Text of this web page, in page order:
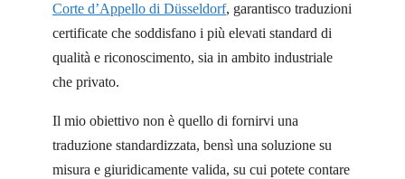
Corte d’Appello di Düsseldorf, garantisco traduzioni
certificate che soddisfano i più elevati standard di
qualità e riconoscimento, sia in ambito industriale
che privato.
Il mio obiettivo non è quello di fornirvi una
traduzione standardizzata, bensì una soluzione su
misura e giuridicamente valida, su cui potete contare